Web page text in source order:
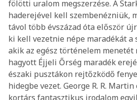
fölötti uralom megszerzése. A
haderejével kell szembenézniük,
távol több évszázad óta először
ki kell vezetnie népe maradékát
akik az egész történelem
hagyott Éjjeli Őrség maradék
északi pusztákon rejtőzködő
hidegbe vezet. George R. R.
kortárs fantasztikus irodalom